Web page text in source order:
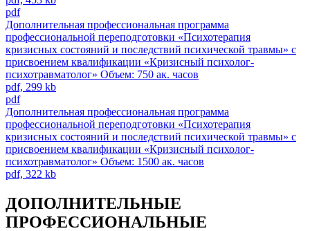
pdf
Дополнительная профессиональная программа
профессиональной переподготовки «Психотерапия
кризисных состояний и последствий психической травмы» с
присвоением квалификации «Кризисный психолог-
психотравматолог» Объем: 750 ак. часов
pdf, 299 kb
pdf
Дополнительная профессиональная программа
профессиональной переподготовки «Психотерапия
кризисных состояний и последствий психической травмы» с
присвоением квалификации «Кризисный психолог-
психотравматолог» Объем: 1500 ак. часов
pdf, 322 kb
ДОПОЛНИТЕЛЬНЫЕ
ПРОФЕССИОНАЛЬНЫЕ